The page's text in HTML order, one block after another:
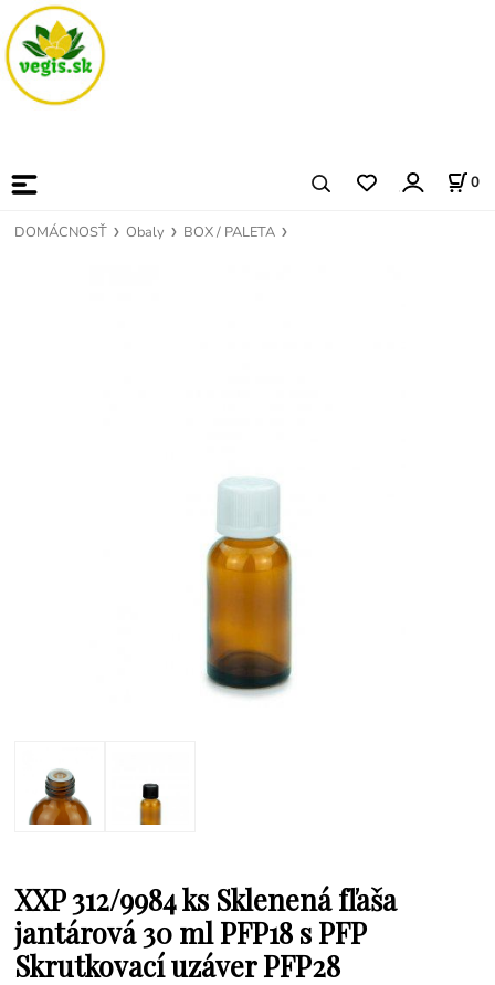
0
DOMÁCNOSŤ Obaly BOX / PALETA
XXP 312/9984 ks Sklenená fľaša
jantárová 30 ml PFP18 s PFP
Skrutkovací uzáver PFP28